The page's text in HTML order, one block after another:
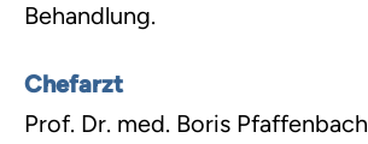
Behandlung.
Chefarzt
Prof. Dr. med. Boris Pfaffenbach